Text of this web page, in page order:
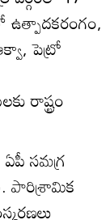
ఉత్పాదకరంగం,
పెట్రో
రాష్ట్రం
ఏపీ సమగ్ర
పారిశ్రామిక